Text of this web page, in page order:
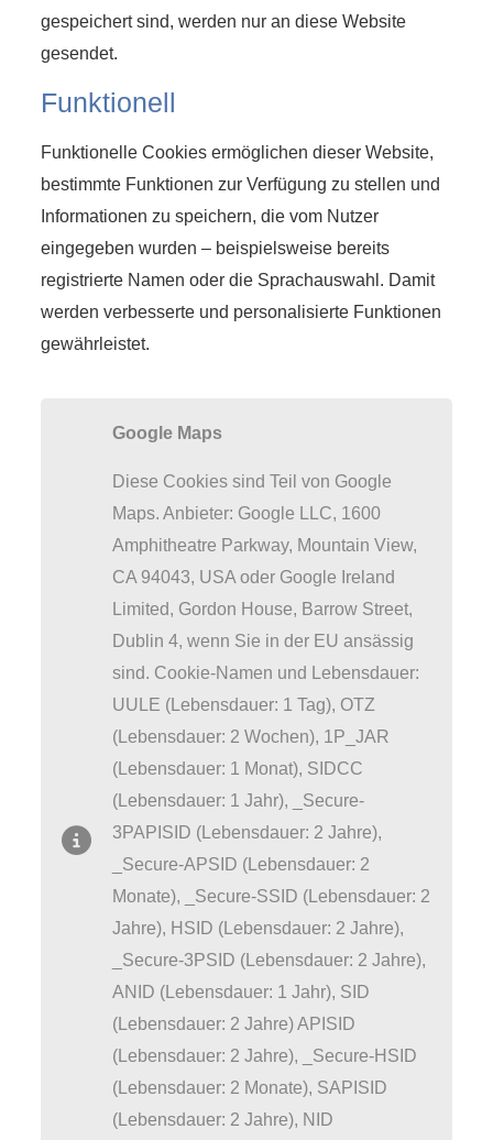
gespeichert sind, werden nur an diese Website
gesendet.
Funktionell
Funktionelle Cookies ermöglichen dieser Website,
bestimmte Funktionen zur Verfügung zu stellen und
Informationen zu speichern, die vom Nutzer
eingegeben wurden – beispielsweise bereits
registrierte Namen oder die Sprachauswahl. Damit
werden verbesserte und personalisierte Funktionen
gewährleistet.
Google Maps
Diese Cookies sind Teil von Google
Maps. Anbieter: Google LLC, 1600
Amphitheatre Parkway, Mountain View,
CA 94043, USA oder Google Ireland
Limited, Gordon House, Barrow Street,
Dublin 4, wenn Sie in der EU ansässig
sind. Cookie-Namen und Lebensdauer:
UULE (Lebensdauer: 1 Tag), OTZ
(Lebensdauer: 2 Wochen), 1P_JAR
(Lebensdauer: 1 Monat), SIDCC
(Lebensdauer: 1 Jahr), _Secure-
3PAPISID (Lebensdauer: 2 Jahre),
_Secure-APSID (Lebensdauer: 2
Monate), _Secure-SSID (Lebensdauer: 2
Jahre), HSID (Lebensdauer: 2 Jahre),
_Secure-3PSID (Lebensdauer: 2 Jahre),
ANID (Lebensdauer: 1 Jahr), SID
(Lebensdauer: 2 Jahre) APISID
(Lebensdauer: 2 Jahre), _Secure-HSID
(Lebensdauer: 2 Monate), SAPISID
(Lebensdauer: 2 Jahre), NID